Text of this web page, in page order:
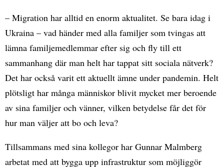
– Migration har alltid en enorm aktualitet. Se bara idag i
Ukraina – vad händer med alla familjer som tvingas att
lämna familjemedlemmar efter sig och fly till ett
sammanhang där man helt har tappat sitt sociala nätverk?
Det har också varit ett aktuellt ämne under pandemin. Helt
plötsligt har många människor blivit mycket mer beroende
av sina familjer och vänner, vilken betydelse får det för
hur man väljer att bo och leva?
Tillsammans med sina kollegor har Gunnar Malmberg
arbetat med att bygga upp infrastruktur som möjliggör